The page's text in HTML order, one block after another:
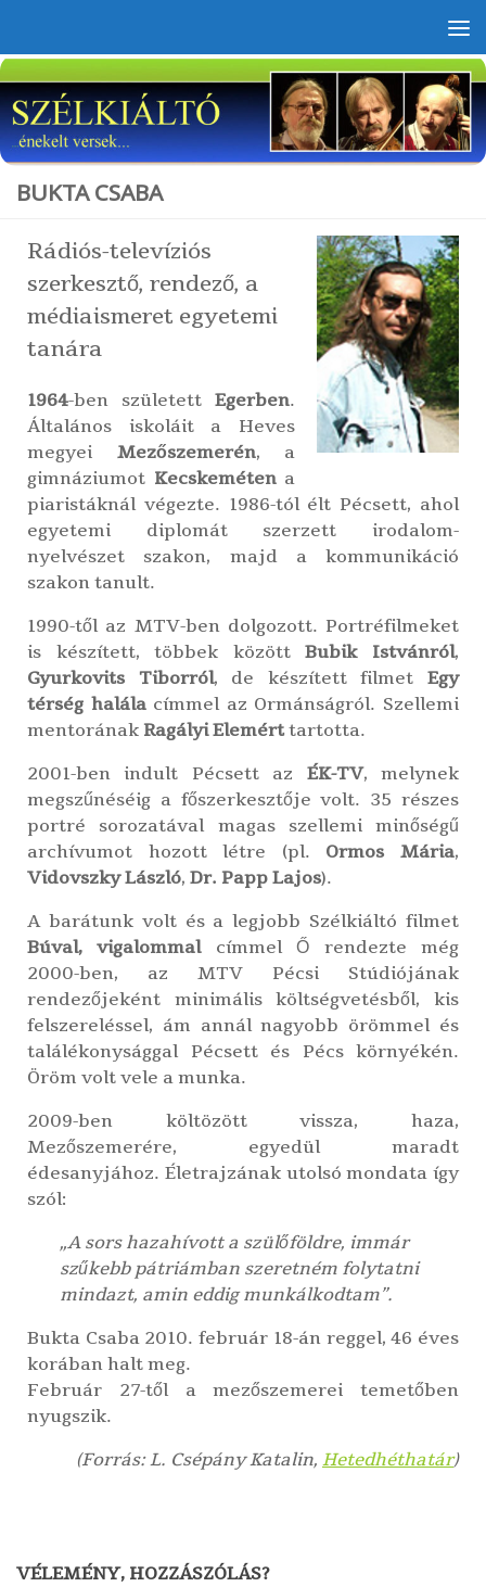
BUKTA CSABA
Rádiós-televíziós
szerkesztő, rendező, a
médiaismeret egyetemi
tanára
1964-ben született Egerben.
Általános iskoláit a Heves
megyei Mezőszemerén, a
gimnáziumot Kecskemétena
piaristáknál végezte. 1986-tól élt Pécsett, ahol
egyetemi diplomát szerzett irodalom-
nyelvészet szakon, majd a kommunikáció
szakon tanult.
1990-től az MTV-ben dolgozott. Portréfilmeket
is készített, többek közöttBubik Istvánról,
Gyurkovits Tiborról, de készített filmetEgy
térség halálacímmel az Ormánságról. Szellemi
mentorának Ragályi Elemérttartotta.
2001-ben indult Pécsett az ÉK-TV, melynek
megszűnéséig a főszerkesztője volt. 35 részes
portré sorozatával magas szellemi minőségű
archívumot hozott létre (pl. Ormos Mária,
Vidovszky László, Dr. Papp Lajos).
A barátunk volt és a legjobb Szélkiáltó filmet
Búval, vigalommalcímmel Ő rendezte még
2000-ben, az MTV Pécsi Stúdiójának
rendezőjeként minimális költségvetésből, kis
felszereléssel, ám annál nagyobb örömmel és
találékonysággal Pécsett és Pécs környékén.
Öröm volt vele a munka.
2009-ben költözött vissza, haza,
Mezőszemerére, egyedül maradt
édesanyjához. Életrajzának utolsó mondata így
szól:
„A sors hazahívott a szülőföldre, immár
szűkebb pátriámban szeretném folytatni
mindazt, amin eddig munkálkodtam”.
Bukta Csaba 2010. február 18-án reggel, 46 éves
korában halt meg.
Február 27-től a mezőszemerei temetőben
nyugszik.
(Forrás: L. Csépány Katalin, Hetedhéthatár)
VÉLEMÉNY, HOZZÁSZÓLÁS?